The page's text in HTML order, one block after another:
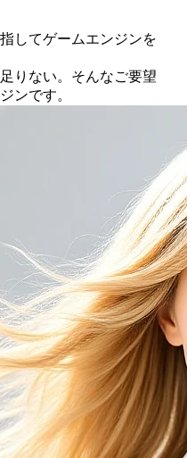
してゲームエンジンを
りない。そんなご要望
ンです。